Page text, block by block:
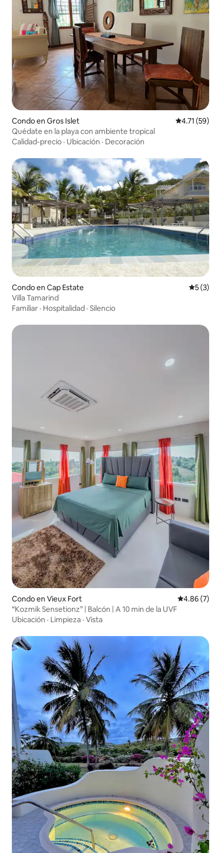
Condo en Gros Islet Calificación
4.71 (59)
Quédate en la playa con ambiente tropical
Calidad-precio · Ubicación · Decoración
Condo en Cap Estate
5 (3)
Villa Tamarind
Familiar · Hospitalidad · Silencio
Condo en Vieux Fort Calificación
4.86 (7)
“Kozmik Sensetionz” | Balcón | A 10 min de la UVF
Ubicación · Limpieza · Vista